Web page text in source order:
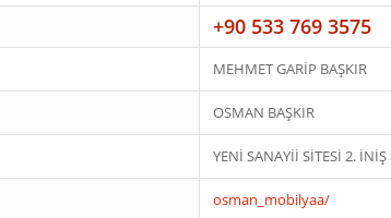
+90 533 769 3575
MEHMET GARİP BAŞKIR
OSMAN BAŞKIR
YENİ SANAYİİ SİTESİ 2.
osman_mobilyaa/